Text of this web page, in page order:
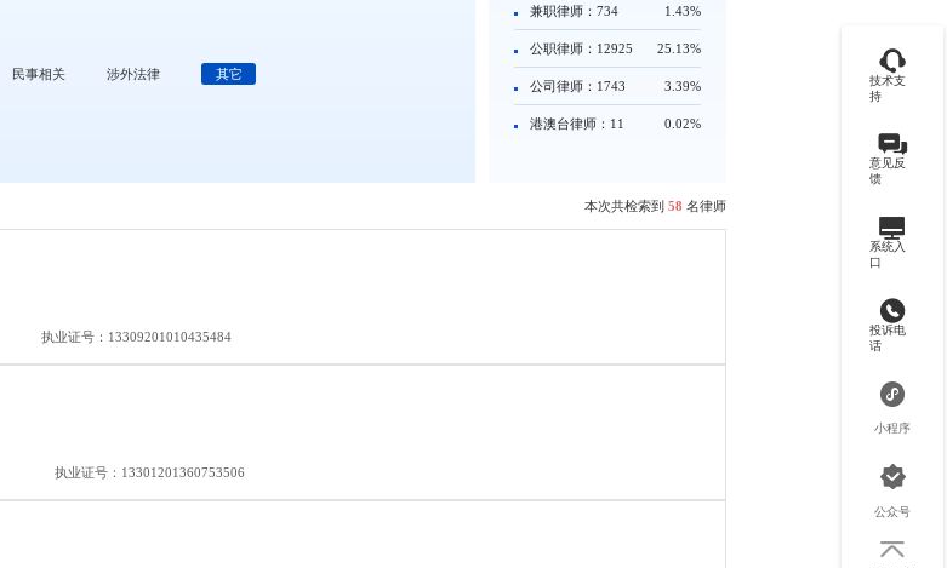
民事相关 涉外法律 其它
兼职律师：734 1.43%
公职律师：12925 25.13%
公司律师：1743 3.39%
港澳台律师：11 0.02%
本次共检索到 58 名律师
执业证号：13309201010435484
执业证号：13301201360753506
技术支
持
意见反
馈
系统入
口
投诉电
话
小程序
公众号